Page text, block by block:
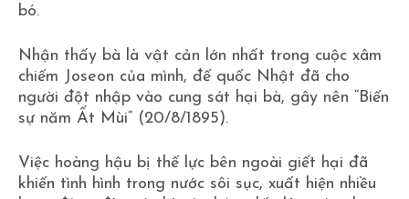
bó.
Nhận thấy bà là vật cản lớn nhất trong cuộc xâm
chiếm Joseon của mình, đế quốc Nhật đã cho
người đột nhập vào cung sát hại bà, gây nên “Biến
sự năm Ất Mùi” (20/8/1895).
Việc hoàng hậu bị thế lực bên ngoài giết hại đã
khiến tình hình trong nước sôi sục, xuất hiện nhiều